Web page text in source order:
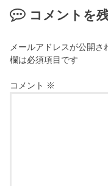
コメントを
メールアドレスが公開さ
欄は必須項目です
コメント ※